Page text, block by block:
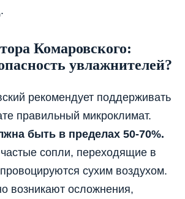
Комаровского:
увлажнителей?
рекомендует поддерживать
правильный микроклимат.
быть в пределах 50-70%.
частые сопли, переходящие в
сухим воздухом.
возникают осложнения,